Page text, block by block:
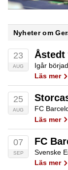
Nyheter om
23
AUG
Läs mer
25
AUG
Läs mer
07
SEP
Läs mer